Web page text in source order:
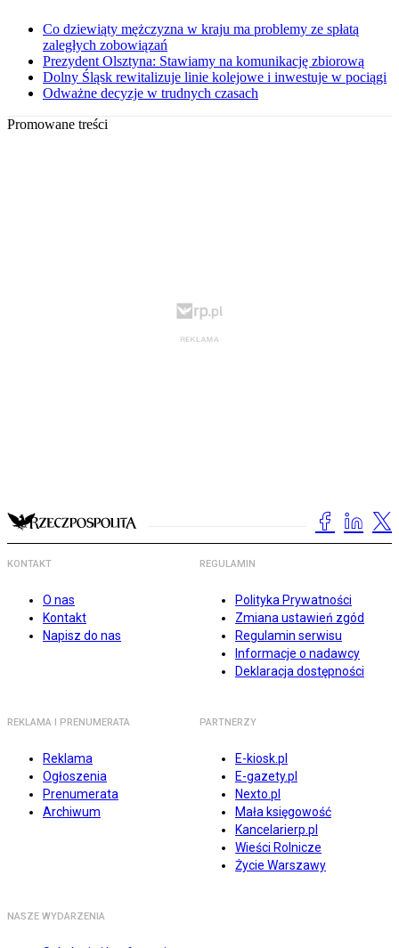
Co dziewiąty mężczyzna w kraju ma problemy ze spłatą
zaległych zobowiązań
Prezydent Olsztyna: Stawiamy na komunikację zbiorową
Dolny Śląsk rewitalizuje linie kolejowe i inwestuje w pociągi
Odważne decyzje w trudnych czasach
Promowane treści
KONTAKT
O nas
Kontakt
Napisz do nas
REGULAMIN
Polityka Prywatności
Zmiana ustawień zgód
Regulamin serwisu
Informacje o nadawcy
Deklaracja dostępności
REKLAMA I PRENUMERATA
Reklama
Ogłoszenia
Prenumerata
Archiwum
PARTNERZY
E-kiosk.pl
E-gazety.pl
Nexto.pl
Mała księgowość
Kancelarierp.pl
Wieści Rolnicze
Życie Warszawy
NASZE WYDARZENIA